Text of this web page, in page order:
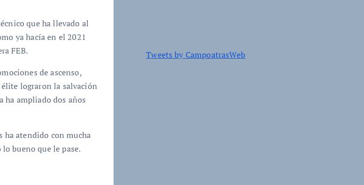
que ha llevado al
ya hacía en el 2021
FEB.
de ascenso,
lograron la salvación
ha ampliado dos años
ha atendido con mucha
bueno que le pase.
Tweets by CampoatrasWeb